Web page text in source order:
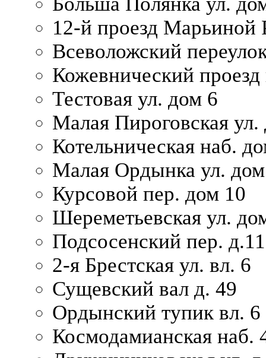
12-й проезд Марьиной
Всеволожский
Кожевнический проезд
Тестовая ул. дом 6
Малая Пироговская
Котельническая наб.
Малая Ордынка ул.
Курсовой пер. дом 10
Шереметьевская ул.
Подсосенский пер. д.11
2-я Брестская ул. вл. 6
Сущевский вал д. 49
Ордынский тупик вл. 6
Космодамианская наб.